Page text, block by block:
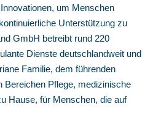
um Menschen
Unterstützung zu
GmbH betreibt rund 220
Dienste deutschlandweit und
Familie, dem führenden
Bereichen Pflege, medizinische
Hause, für Menschen, die auf